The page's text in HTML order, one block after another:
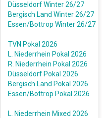
Düsseldorf Winter 26/27
Bergisch Land Winter 26/27
Essen/Bottrop Winter 26/27
TVN Pokal 2026
L. Niederrhein Pokal 2026
R. Niederrhein Pokal 2026
Düsseldorf Pokal 2026
Bergisch Land Pokal 2026
Essen/Bottrop Pokal 2026
L. Niederrhein Mixed 2026